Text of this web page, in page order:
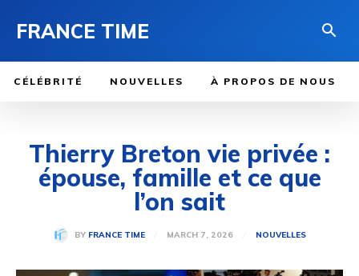
FRANCE TIME
CÉLÉBRITÉ NOUVELLES À PROPOS DE NOUS
Thierry Breton vie privée :
épouse, famille et ce que
l’on sait
BY FRANCE TIME MARCH 7, 2026 NOUVELLES